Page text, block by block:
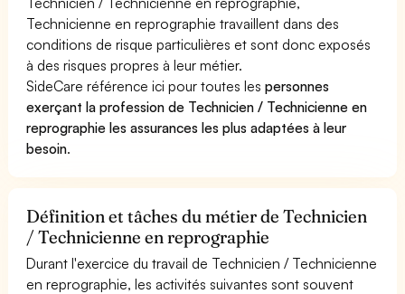
Technicienne en reprographie travaillent dans des
conditions de risque particulières et sont donc exposés
à des risques propres à leur métier.
SideCare référence ici pour toutes lespersonnes
exerçant la profession de Technicien / Technicienne en
reprographie les assurances les plus adaptées à leur
besoin.
Définition et tâches du métier de Technicien
/ Technicienne en reprographie
Durant l'exercice du travail de Technicien / Technicienne
en reprographie, les activités suivantes sont souvent